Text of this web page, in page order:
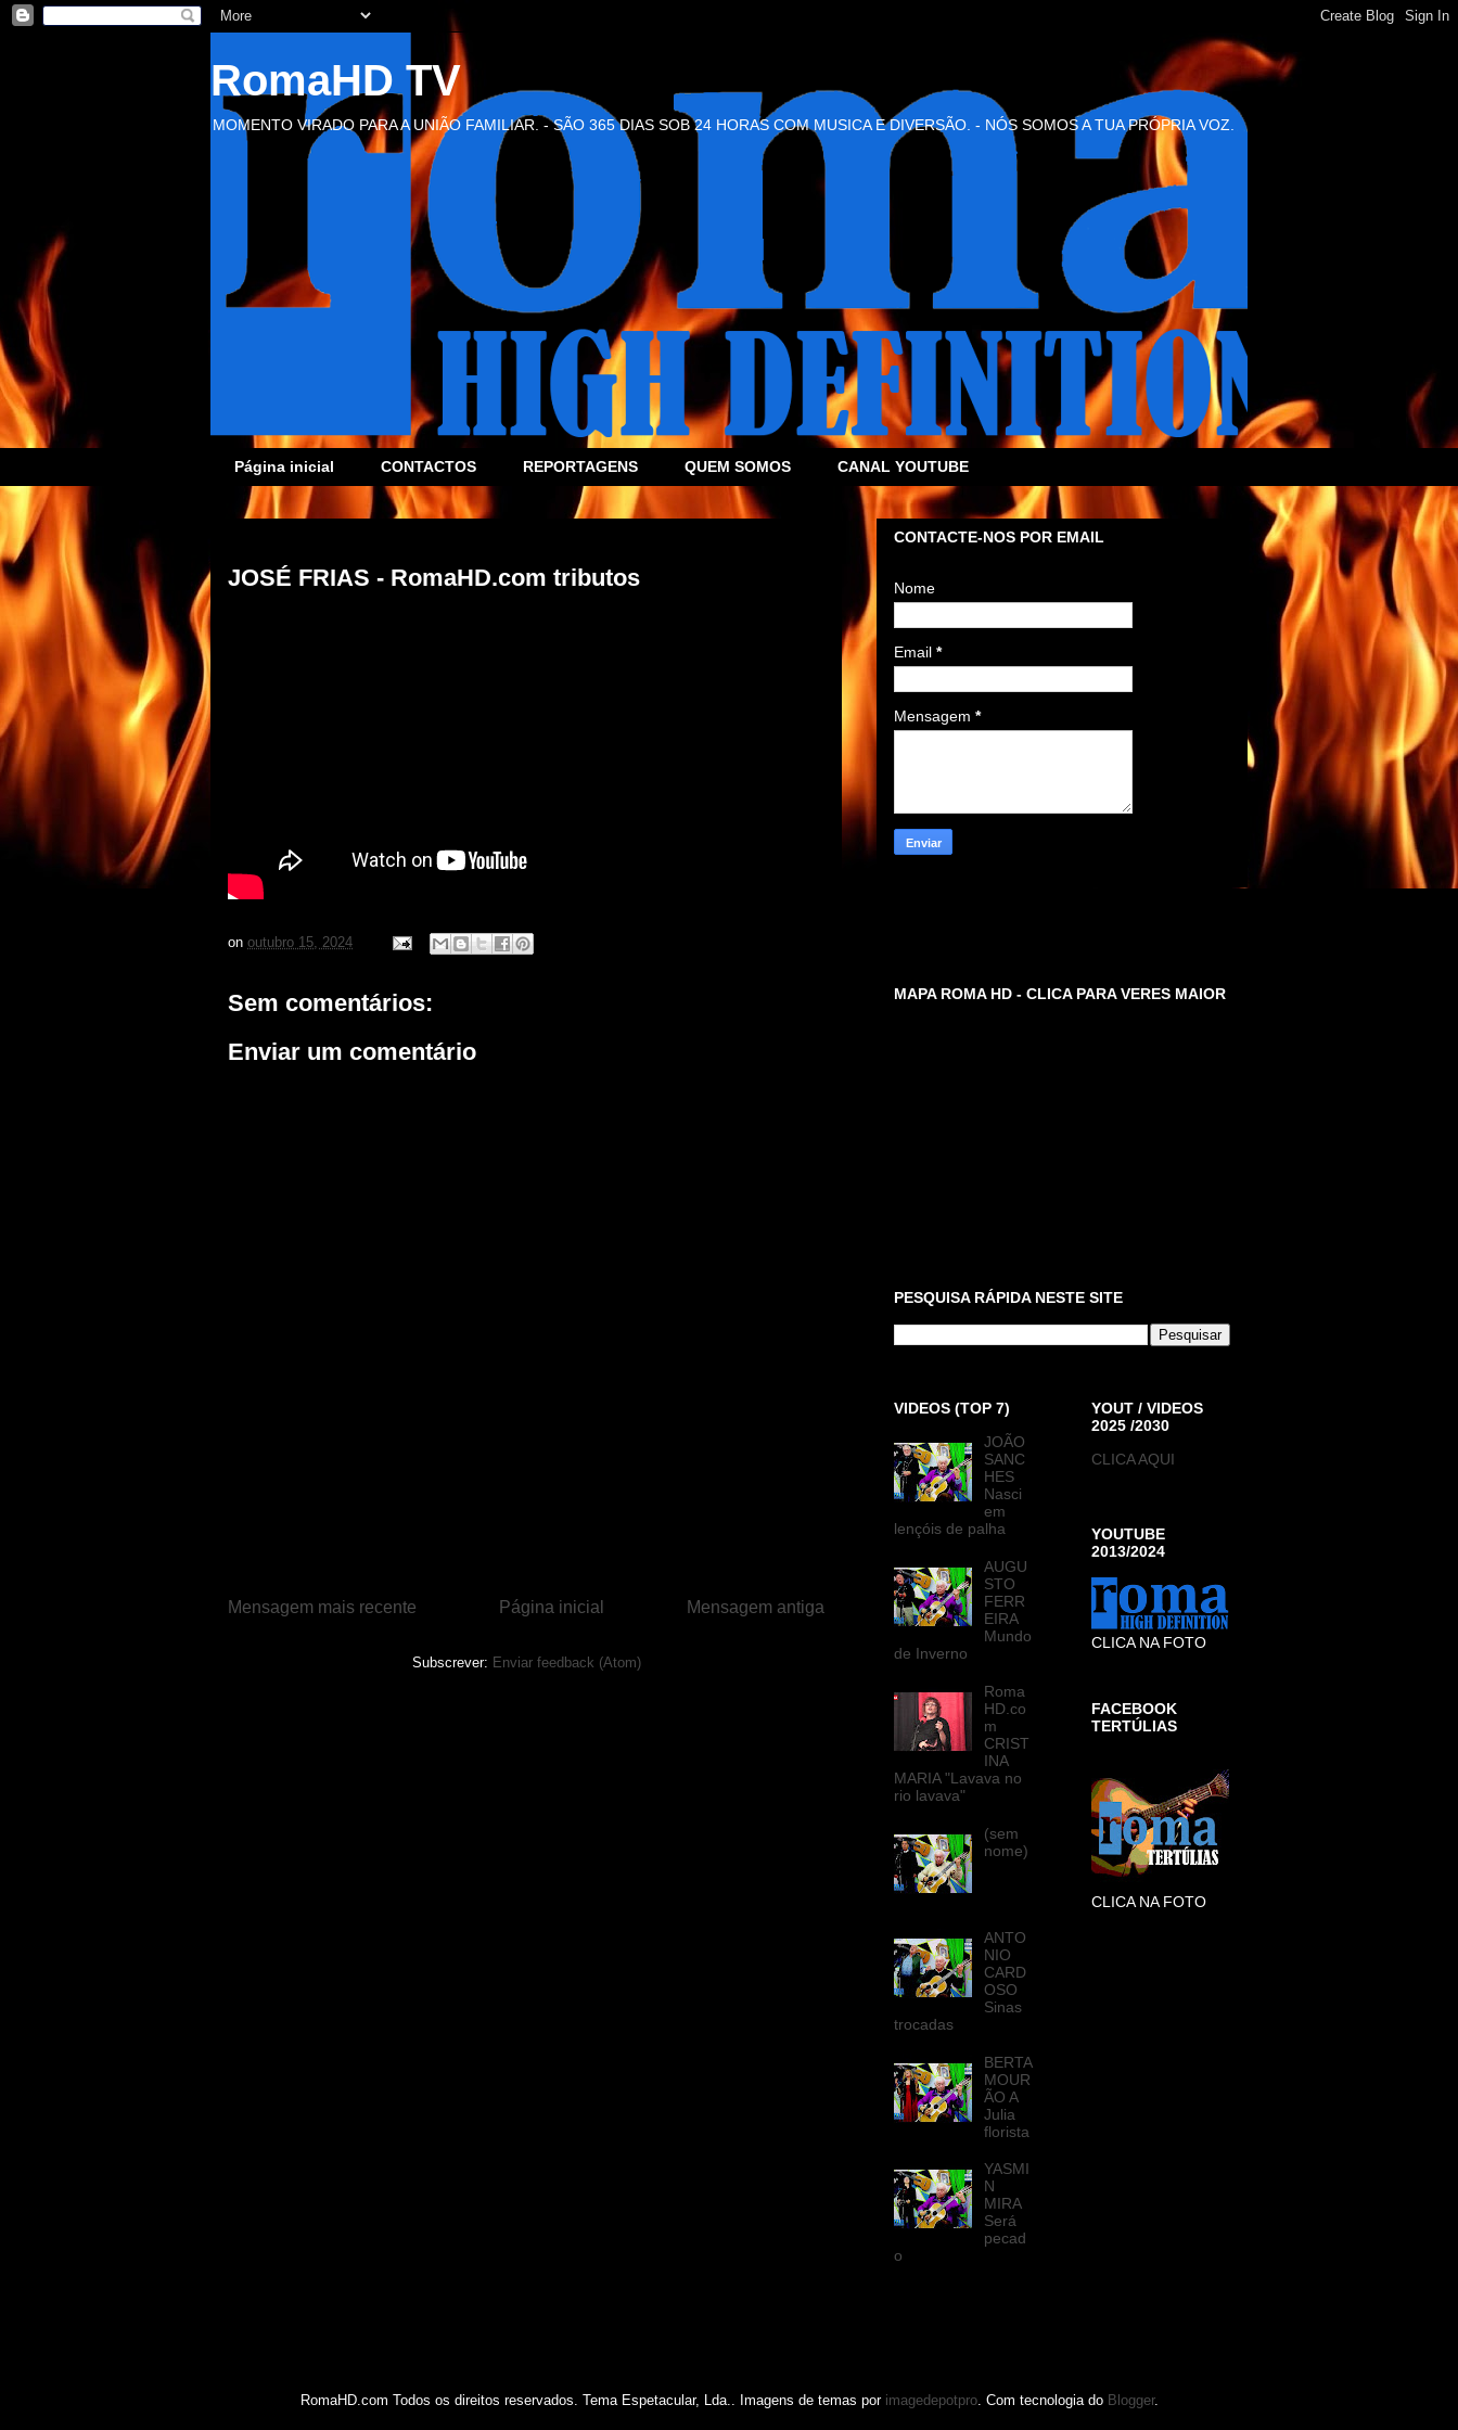
RomaHD TV
MOMENTO VIRADO PARA A UNIÃO FAMILIAR. - SÃO 365 DIAS SOB 24 HORAS COM MUSICA E DIVERSÃO. - NÓS SOMOS A TUA PRÓPRIA VOZ.
Página inicial CONTACTOS REPORTAGENS QUEM SOMOS CANAL YOUTUBE
JOSÉ FRIAS - RomaHD.com tributos
on outubro 15, 2024
Sem comentários:
Enviar um comentário
Mensagem mais recente Mensagem antiga
Página inicial
Subscrever: Enviar feedback (Atom)
CONTACTE-NOS POR EMAIL
Nome
Email *
Mensagem *
MAPA ROMA HD - CLICA PARA VERES MAIOR
PESQUISA RÁPIDA NESTE SITE
VIDEOS (TOP 7)
JOÃO
SANC
HES
Nasci
em
lençóis de palha
AUGU
STO
FERR
EIRA
Mundo
de Inverno
Roma
HD.co
m
CRIST
INA
MARIA "Lavava no
rio lavava"
(sem
nome)
ANTO
NIO
CARD
OSO
Sinas
trocadas
BERTA
MOUR
ÃO A
Julia
florista
YASMI
N
MIRA
Será
pecad
o
YOUT / VIDEOS
2025 /2030
CLICA AQUI
YOUTUBE
2013/2024
CLICA NA FOTO
FACEBOOK
TERTÚLIAS
CLICA NA FOTO
RomaHD.com Todos os direitos reservados. Tema Espetacular, Lda.. Imagens de temas por imagedepotpro. Com tecnologia do Blogger.